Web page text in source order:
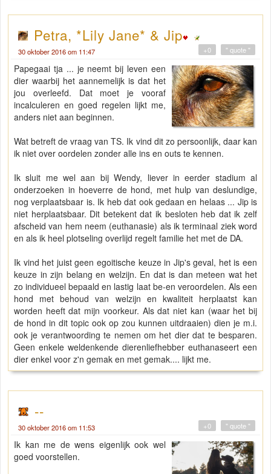
Petra, *Lily Jane* & Jip
30 oktober 2016 om 11:47 " quote "
+0
Papegaai tja ... je neemt bij leven een
dier waarbij het aannemelijk is dat het
jou overleefd. Dat moet je vooraf
incalculeren en goed regelen lijkt me,
anders niet aan beginnen.
Wat betreft de vraag van TS. Ik vind dit zo persoonlijk, daar kan
ik niet over oordelen zonder alle ins en outs te kennen.
Ik sluit me wel aan bij Wendy, liever in eerder stadium al
onderzoeken in hoeverre de hond, met hulp van deslundige,
nog verplaatsbaar is. Ik heb dat ook gedaan en helaas ... Jip is
niet herplaatsbaar. Dit betekent dat ik besloten heb dat ik zelf
afscheid van hem neem (euthanasie) als ik terminaal ziek word
en als ik heel plotseling overlijd regelt familie het met de DA.
Ik vind het juist geen egoitische keuze in Jip's geval, het is een
keuze in zijn belang en welzijn. En dat is dan meteen wat het
zo individueel bepaald en lastig laat be-en veroordelen. Als een
hond met behoud van welzijn en kwaliteit herplaatst kan
worden heeft dat mijn voorkeur. Als dat niet kan (waar het bij
de hond in dit topic ook op zou kunnen uitdraaien) dien je m.i.
ook je verantwoording te nemen om het dier dat te besparen.
Geen enkele weldenkende dierenliefhebber euthanaseert een
dier enkel voor z'n gemak en met gemak.... lijkt me.
--
30 oktober 2016 om 11:53 " quote "
+0
Ik kan me de wens eigenlijk ook wel
goed voorstellen.